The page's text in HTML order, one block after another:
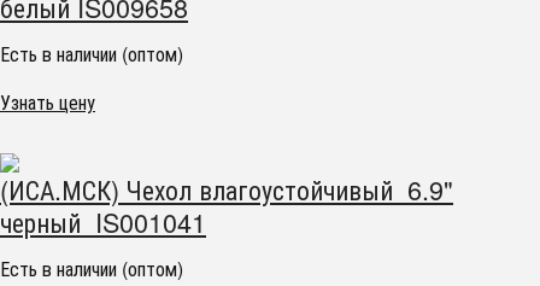
Есть в наличии (оптом)
Узнать цену
(ИСА.МСК) Чехол влагоустойчивый 6.9"
черный IS001041
Есть в наличии (оптом)